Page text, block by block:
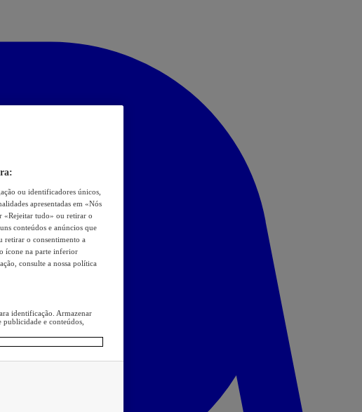
ou identificadores únicos,
apresentadas em «Nós
«Rejeitar tudo» ou retirar o
conteúdos e anúncios que
retirar o consentimento a
ícone na parte inferior
consulte a nossa política
identificação. Armazenar
e conteúdos,